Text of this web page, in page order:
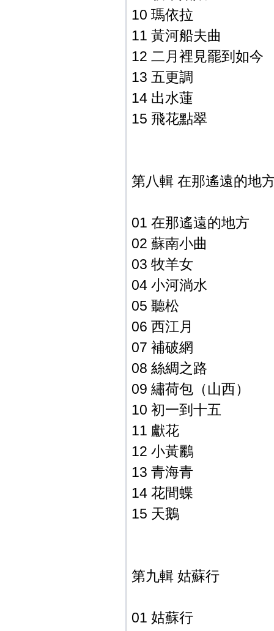
10 瑪依拉
11 黃河船夫曲
12 二月裡見罷到如今
13 五更調
14 出水蓮
15 飛花點翠
第八輯 在那遙遠的地
01 在那遙遠的地方
02 蘇南小曲
03 牧羊女
04 小河淌水
05 聽松
06 西江月
07 補破網
08 絲綢之路
09 繡荷包（山西）
10 初一到十五
11 獻花
12 小黃鸝
13 青海青
14 花間蝶
15 天鵝
第九輯 姑蘇行
01 姑蘇行